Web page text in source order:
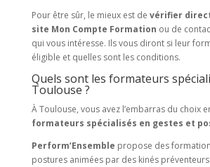
Pour être sûr, le mieux est de vérifier
site Mon Compte Formation ou de
qui vous intéresse. Ils vous diront si leur
éligible et quelles sont les conditions.
Quels sont les formateurs
Toulouse ?
À Toulouse, vous avez l’embarras du choix
formateurs spécialisés en gestes et
Perform’Ensemble propose des
postures animées par des kinés